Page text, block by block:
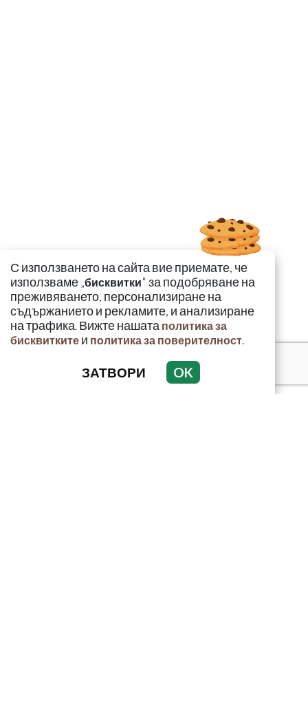
С използването на сайта вие приемате, че
използваме „бисквитки" за подобряване на
преживяването, персонализиране на
съдържанието и рекламите, и анализиране
на трафика. Вижте нашата политика за
бисквитките и политика за поверителност.
ЗАТВОРИ OK